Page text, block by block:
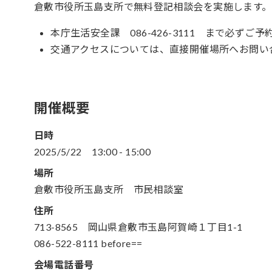
倉敷市役所玉島支所で無料登記相談会を実施します。
本庁生活安全課 086-426-3111 まで必ずご予約
交通アクセスについては、直接開催場所へお問い
開催概要
日時
2025/5/22
13:00- 15:00
場所
倉敷市役所玉島支所 市民相談室
住所
713-8565 岡山県倉敷市玉島阿賀崎１丁目1-1
086-522-8111 before==
会場電話番号